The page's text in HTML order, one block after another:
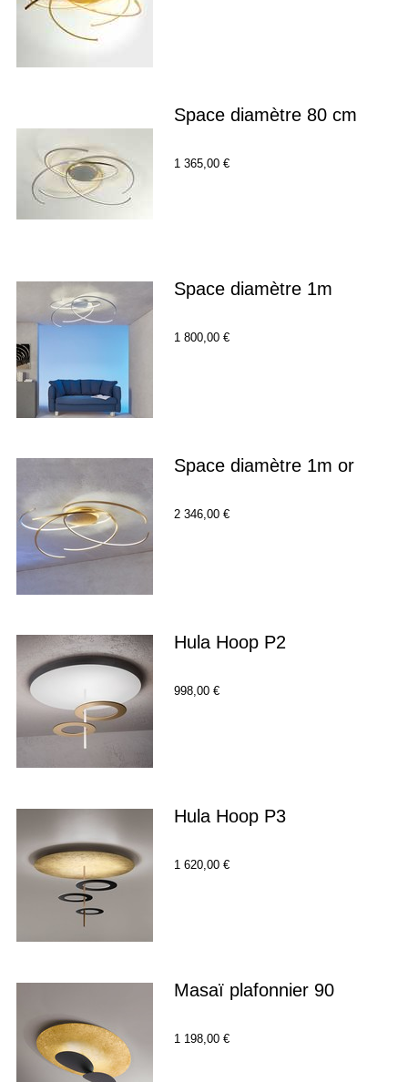
Space diamètre 80 cm
1 365,00 €
Space diamètre 1m
1 800,00 €
Space diamètre 1m or
2 346,00 €
Hula Hoop P2
998,00 €
Hula Hoop P3
1 620,00 €
Masaï plafonnier 90
1 198,00 €